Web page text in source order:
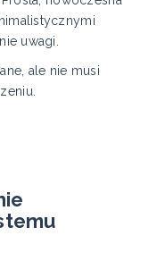
uwagi.
ale nie musi